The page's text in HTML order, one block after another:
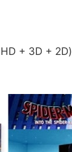
+ 3D + 2D)